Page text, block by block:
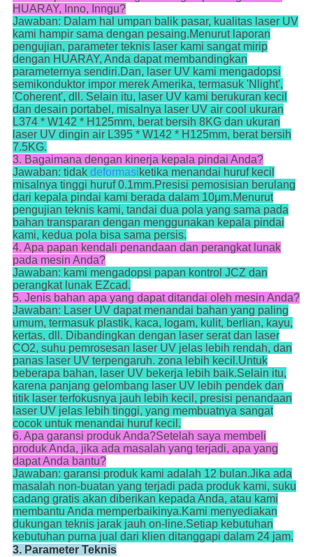
HUARAY, Inno, Inngu?
Jawaban: Dalam hal umpan balik pasar, kualitas laser UV
kami hampir sama dengan pesaing.Menurut laporan
pengujian, parameter teknis laser kami sangat mirip
dengan HUARAY, Anda dapat membandingkan
parameternya sendiri.Dan, laser UV kami mengadopsi
semikonduktor impor merek Amerika, termasuk 'Nlight',
'Coherent', dll. Selain itu, laser UV kami berukuran kecil
dan desain portabel, misalnya laser UV air cool ukuran
L374 * W142 * H125mm, berat bersih 8KG dan ukuran
laser UV dingin air L395 * W142 * H125mm, berat bersih
7.5KG.
3. Bagaimana dengan kinerja kepala pindai Anda?
Jawaban: tidak deformasiketika menandai huruf kecil
misalnya tinggi huruf 0.1mm.Presisi pemosisian berulang
dari kepala pindai kami berada dalam 10μm.Menurut
pengujian teknis kami, tandai dua pola yang sama pada
bahan transparan dengan menggunakan kepala pindai
kami, kedua pola bisa sama persis.
4. Apa papan kendali penandaan dan perangkat lunak
pada mesin Anda?
Jawaban: kami mengadopsi papan kontrol JCZ dan
perangkat lunak EZcad.
5. Jenis bahan apa yang dapat ditandai oleh mesin Anda?
Jawaban: Laser UV dapat menandai bahan yang paling
umum, termasuk plastik, kaca, logam, kulit, berlian, kayu,
kertas, dll. Dibandingkan dengan laser serat dan laser
CO2, suhu pemrosesan laser UV jelas lebih rendah, dan
panas laser UV terpengaruh. zona lebih kecil.Untuk
beberapa bahan, laser UV bekerja lebih baik.Selain itu,
karena panjang gelombang laser UV lebih pendek dan
titik laser terfokusnya jauh lebih kecil, presisi penandaan
laser UV jelas lebih tinggi, yang membuatnya sangat
cocok untuk menandai huruf kecil.
6. Apa garansi produk Anda?Setelah saya membeli
produk Anda, jika ada masalah yang terjadi, apa yang
dapat Anda bantu?
Jawaban: garansi produk kami adalah 12 bulan.Jika ada
masalah non-buatan yang terjadi pada produk kami, suku
cadang gratis akan diberikan kepada Anda, atau kami
membantu Anda memperbaikinya.Kami menyediakan
dukungan teknis jarak jauh on-line.Setiap kebutuhan
kebutuhan purna jual dari klien ditanggapi dalam 24 jam.
3. Parameter Teknis